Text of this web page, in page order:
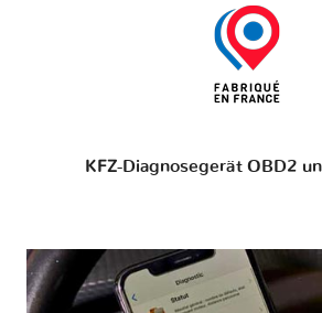
KFZ-Diagnosegerät OBD2